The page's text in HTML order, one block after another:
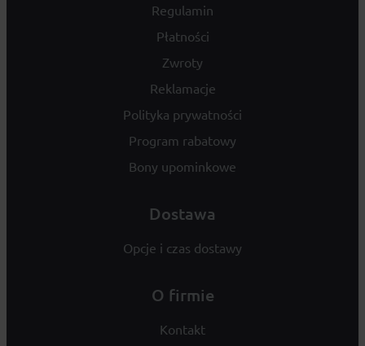
Regulamin
Płatności
Zwroty
Reklamacje
Polityka prywatności
Program rabatowy
Bony upominkowe
Dostawa
Opcje i czas dostawy
O firmie
Kontakt